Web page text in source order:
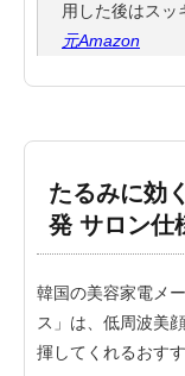
用した後はスッ
元Amazon
たるみに効
発 サロン仕
韓国の美容家電メ
ス」は、低周波美
揮してくれるおす